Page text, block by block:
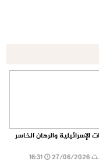
الإسرائيلية والرهان الخاسر
2026
16:31